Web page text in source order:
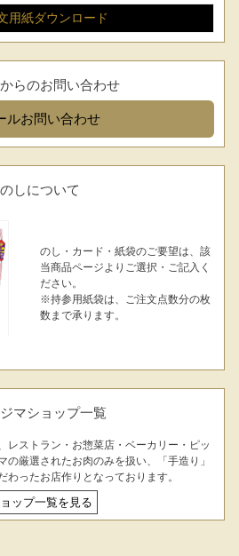
用紙ダウンロード
らのお問い合わせ
ルお問い合わせ
のしについて
のし・カード・紙袋のご要望は、該
当商品ページよりご選択・ご記入く
ださい。
※持参用紙袋は、ご注文点数分の枚
数まで承ります。
マショップ一覧
レストラン・お惣菜店・ベーカリー・ピッ
の厳選されたお肉のみを扱い、「手造り」
わったお店作りとなっております。
ップ一覧を見る